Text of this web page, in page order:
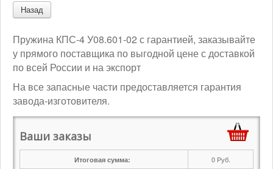
Пружина КПС-4 У08.601-02 с гарантией, заказывайте
у прямого поставщика по выгодной цене с доставкой
по всей России и на экспорт
На все запасные части предоставляется гарантия
завода-изготовителя.
Ваши заказы
Итоговая сумма: 0 Руб.